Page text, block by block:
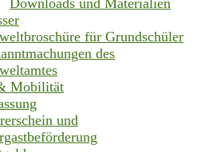
für Grundschüler
des
Mobilität
und